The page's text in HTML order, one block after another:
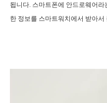
됩니다. 스마트폰에 안드로웨어
한 정보를 스마트워치에서 받아서